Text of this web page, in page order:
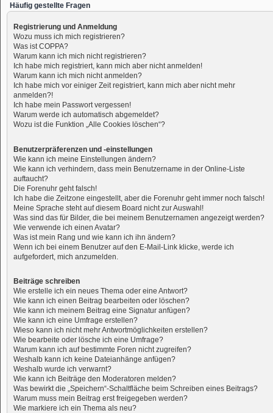
Häufig gestellte Fragen
Registrierung und Anmeldung
Wozu muss ich mich registrieren?
Was ist COPPA?
Warum kann ich mich nicht registrieren?
Ich habe mich registriert, kann mich aber nicht anmelden!
Warum kann ich mich nicht anmelden?
Ich habe mich vor einiger Zeit registriert, kann mich aber nicht mehr
anmelden?!
Ich habe mein Passwort vergessen!
Warum werde ich automatisch abgemeldet?
Wozu ist die Funktion „Alle Cookies löschen“?
Benutzerpräferenzen und -einstellungen
Wie kann ich meine Einstellungen ändern?
Wie kann ich verhindern, dass mein Benutzername in der Online-Liste
auftaucht?
Die Forenuhr geht falsch!
Ich habe die Zeitzone eingestellt, aber die Forenuhr geht immer noch falsch!
Meine Sprache steht auf diesem Board nicht zur Auswahl!
Was sind das für Bilder, die bei meinem Benutzernamen angezeigt werden?
Wie verwende ich einen Avatar?
Was ist mein Rang und wie kann ich ihn ändern?
Wenn ich bei einem Benutzer auf den E-Mail-Link klicke, werde ich
aufgefordert, mich anzumelden.
Beiträge schreiben
Wie erstelle ich ein neues Thema oder eine Antwort?
Wie kann ich einen Beitrag bearbeiten oder löschen?
Wie kann ich meinem Beitrag eine Signatur anfügen?
Wie kann ich eine Umfrage erstellen?
Wieso kann ich nicht mehr Antwortmöglichkeiten erstellen?
Wie bearbeite oder lösche ich eine Umfrage?
Warum kann ich auf bestimmte Foren nicht zugreifen?
Weshalb kann ich keine Dateianhänge anfügen?
Weshalb wurde ich verwarnt?
Wie kann ich Beiträge den Moderatoren melden?
Was bewirkt die „Speichern“-Schaltfläche beim Schreiben eines Beitrags?
Warum muss mein Beitrag erst freigegeben werden?
Wie markiere ich ein Thema als neu?